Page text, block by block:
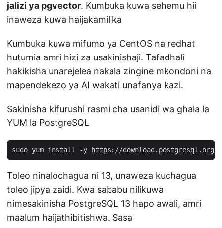
jalizi ya pgvector. Kumbuka kuwa sehemu hii
inaweza kuwa haijakamilika
Kumbuka kuwa mifumo ya CentOS na redhat
hutumia amri hizi za usakinishaji. Tafadhali
hakikisha unarejelea nakala zingine mkondoni na
mapendekezo ya AI wakati unafanya kazi.
Sakinisha kifurushi rasmi cha usanidi wa ghala la
YUM la PostgreSQL
Toleo ninalochagua ni 13, unaweza kuchagua
toleo jipya zaidi. Kwa sababu nilikuwa
nimesakinisha PostgreSQL 13 hapo awali, amri
maalum haijathibitishwa. Sasa